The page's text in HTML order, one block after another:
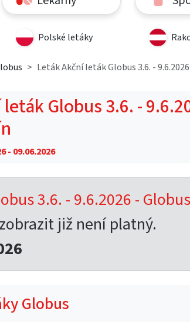
Polské letáky
Leták Akční leták Globus 3.6. -
Globus 3.6. -
- 09.06.2026
3.6. - 9.6.2026 -
již není platný.
Globus